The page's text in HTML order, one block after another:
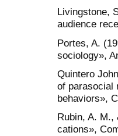
Livingstone,
audience
Portes, A.
sociology»,
Quintero
of parasocial
behaviors»,
Rubin, A.
cations»,